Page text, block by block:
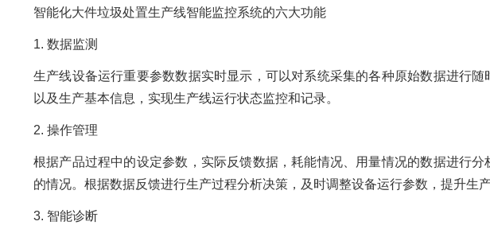
智能化大件垃圾处置生产线智能监控系统的六大功能
1. 数据监测
生产线设备运行重要参数数据实时显示，可以对系统采集的各种原始数据进行
以及生产基本信息，实现生产线运行状态监控和记录。
2. 操作管理
根据产品过程中的设定参数，实际反馈数据，耗能情况、用量情况的数据进行
的情况。根据数据反馈进行生产过程分析决策，及时调整设备运行参数，提升生
3. 智能诊断